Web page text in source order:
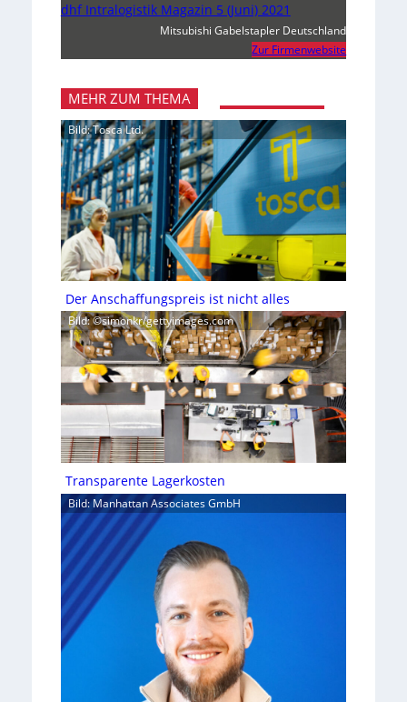
dhf Intralogistik Magazin 5 (Juni) 2021
Mitsubishi Gabelstapler Deutschland
Zur Firmenwebsite
MEHR ZUM THEMA
Bild: Tosca Ltd.
Der Anschaffungspreis ist nicht alles
Bild: ©simonkr/gettyimages.com
Transparente Lagerkosten
Bild: Manhattan Associates GmbH